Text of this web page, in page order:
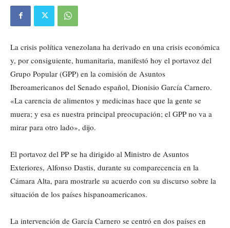
La crisis política venezolana ha derivado en una crisis económica
y, por consiguiente, humanitaria, manifestó hoy el portavoz del
Grupo Popular (GPP) en la comisión de Asuntos
Iberoamericanos del Senado español, Dionisio García Carnero.
«La carencia de alimentos y medicinas hace que la gente se
muera; y esa es nuestra principal preocupación; el GPP no va a
mirar para otro lado», dijo.
El portavoz del PP se ha dirigido al Ministro de Asuntos
Exteriores, Alfonso Dastis, durante su comparecencia en la
Cámara Alta, para mostrarle su acuerdo con su discurso sobre la
situación de los países hispanoamericanos.
La intervención de García Carnero se centró en dos países en